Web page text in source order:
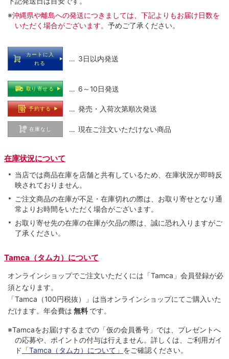
※沖縄県や離島への発送につきましては、下記よりもお届け日数を
いただく場合がございます。 予めご了承ください。
カートに入
れる
… 3日以内発送
取り寄せる … 6～10日発送
予約する … 発売・入荷次第順次発送
在庫なし … 現在ご注文いただけない商品
在庫状況について
当店では商品在庫を店舗と共有しているため、在庫状況が即時反
映されておりません。
ご注文商品の在庫が不足・在庫切れの際は、お取り寄せとなり通
常よりお時間をいただく場合がございます。
お取り寄せ先の在庫の在庫が欠品の際は、誠に恐れ入りますがご
了承ください。
Tamca（タムカ）について
オンラインショップでご注⽂いただくには「Tamca」会員登録が必
須となります。
「Tamca （100円税抜）
」は当オンラインショップにてご購⼊いた
だけます。 年会費は 無料 です。
※Tamcaをお届けするまでの「仮の会員番号」では、プレゼントへ
の応募や、ポイントの付与は⾏えません。詳しくは、ご利⽤ガイ
ド 「Tamca（タムカ）について」 をご確認ください。